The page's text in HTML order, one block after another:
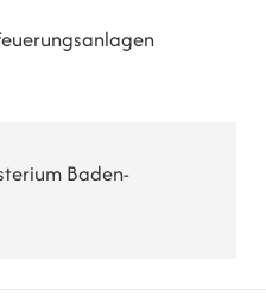
Baden-